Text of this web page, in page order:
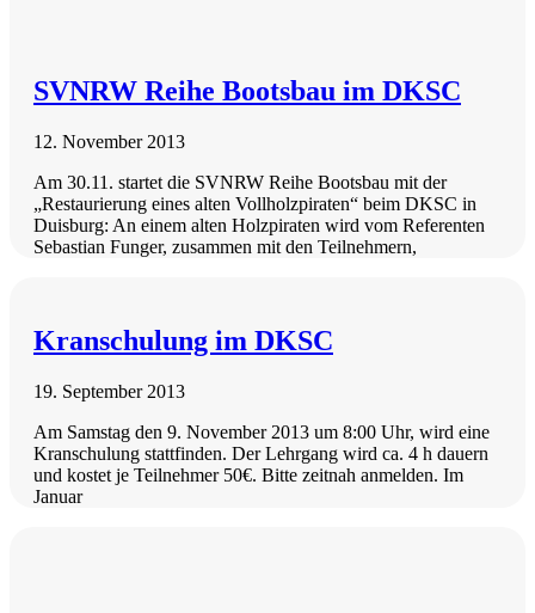
SVNRW Reihe Bootsbau im DKSC
12. November 2013
Am 30.11. startet die SVNRW Reihe Bootsbau mit der
„Restaurierung eines alten Vollholzpiraten“ beim DKSC in
Duisburg: An einem alten Holzpiraten wird vom Referenten
Sebastian Funger, zusammen mit den Teilnehmern,
Kranschulung im DKSC
19. September 2013
Am Samstag den 9. November 2013 um 8:00 Uhr, wird eine
Kranschulung stattfinden. Der Lehrgang wird ca. 4 h dauern
und kostet je Teilnehmer 50€. Bitte zeitnah anmelden. Im
Januar